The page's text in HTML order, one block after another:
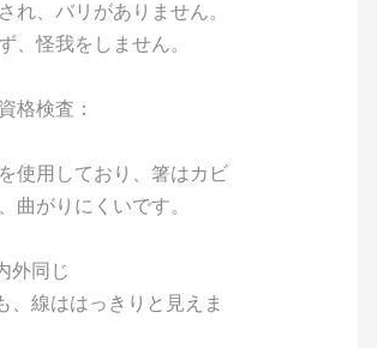
れ、バリがありません。
、怪我をしません。
格検査：
使用しており、箸はカビ
曲がりにくいです。
外同じ
、線ははっきりと見えま